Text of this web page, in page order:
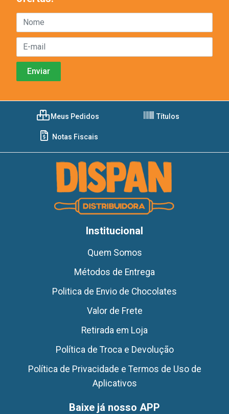
Meus Pedidos Títulos
Notas Fiscais
Institucional
Quem Somos
Métodos de Entrega
Politica de Envio de Chocolates
Valor de Frete
Retirada em Loja
Política de Troca e Devolução
Política de Privacidade e Termos de Uso de
Aplicativos
Baixe já nosso APP